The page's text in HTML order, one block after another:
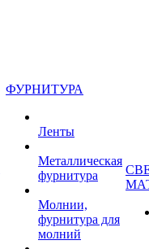
ФУРНИТУРА
Ленты
Металлическая
фурнитура
Молнии,
фурнитура для
молний